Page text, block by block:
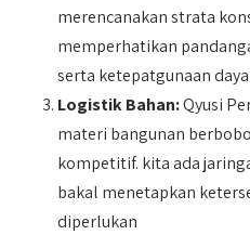
merencanakan strata
memperhatikan
serta ketepatgunaan
Logistik Bahan:Qyusi
materi bangunan
kompetitif. kita ada
bakal menetapkan
diperlukan